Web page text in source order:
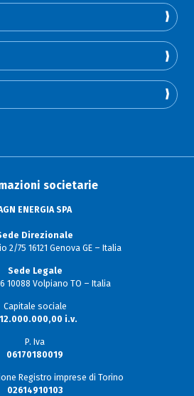
societarie
ENERGIA SPA
Direzionale
2/75 16121 Genova GE – Italia
Sede Legale
10088 Volpiano TO – Italia
Capitale sociale
i.v.
P. Iva
06170180019
Registro imprese di Torino
02614910103